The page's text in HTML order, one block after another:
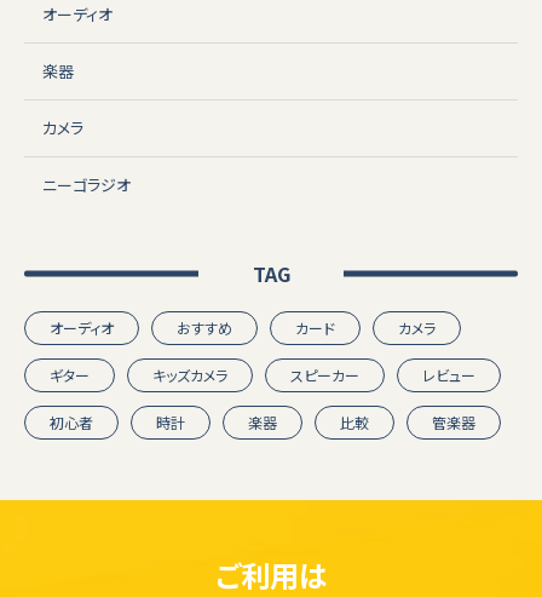
オーディオ
楽器
カメラ
ニーゴラジオ
TAG
オーディオ おすすめ カード カメラ
ギター キッズカメラ スピーカー レビュー
初心者 時計 楽器 比較 管楽器
ご利用は